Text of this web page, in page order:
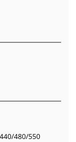
400/440/480/550